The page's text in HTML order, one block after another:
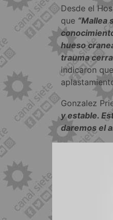
Desde el
que “Mallea
hueso
trauma
indicaron
Gonzalez
y estable.
daremos el